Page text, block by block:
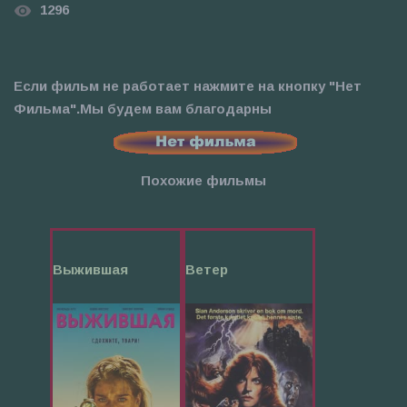
1296
Если фильм не работает нажмите на кнопку "Нет
Фильма".Мы будем вам благодарны
Похожие фильмы
Выжившая Ветер